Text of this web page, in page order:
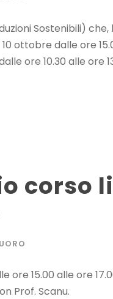
Sostenibili) che,
ottobre dalle ore
ore 10.30 alle ore
corso
ore 15.00 alle ore
Prof. Scanu.